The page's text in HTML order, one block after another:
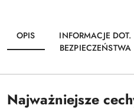
OPIS
INFORMACJE DOT.
BEZPIECZEŃSTWA
Najważniejsze